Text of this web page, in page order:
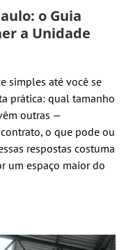
o Guia
a Unidade
simples até você se
prática: qual tamanho
outras —
o que pode ou
respostas costuma
um espaço maior do